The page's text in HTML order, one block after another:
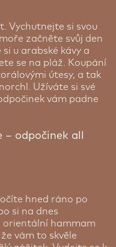
Vychutnejte si svou
začněte svůj den
u arabské kávy a
se na pláž. Koupání
útesy, a tak
Užíváte si své
vám padne
– odpočinek all
hned ráno po
si na dnes
orientální hammam
vám to skvěle